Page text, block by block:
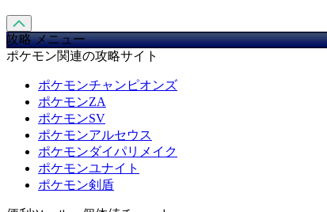
攻略 メニュー
ポケモン関連の攻略サイト
ポケモンチャンピオンズ
ポケモンZA
ポケモンSV
ポケモンアルセウス
ポケモンダイパリメイク
ポケモンユナイト
ポケモン剣盾